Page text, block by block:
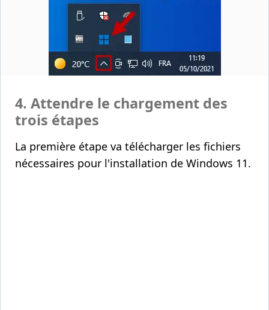
4. Attendre le chargement des
trois étapes
La première étape va télécharger les fichiers
nécessaires pour l'installation de Windows 11.